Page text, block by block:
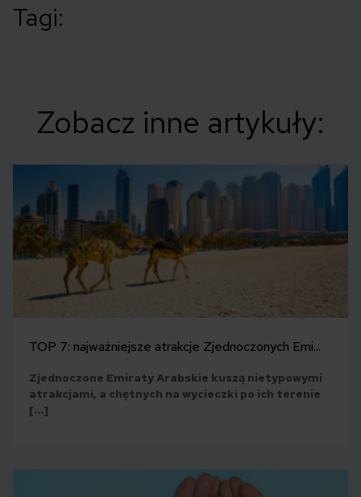
Tagi:
Zobacz inne artykuły:
TOP 7: najważniejsze atrakcje Zjednoczonych Emi...
Zjednoczone Emiraty Arabskie kuszą nietypowymi
atrakcjami, a chętnych na wycieczki po ich terenie
[…]